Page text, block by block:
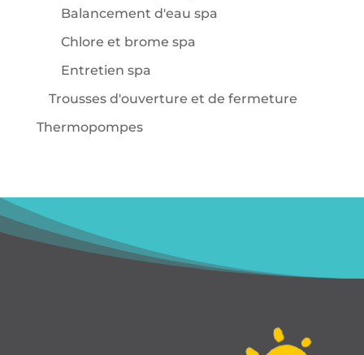
Balancement d'eau spa
Chlore et brome spa
Entretien spa
Trousses d'ouverture et de fermeture
Thermopompes